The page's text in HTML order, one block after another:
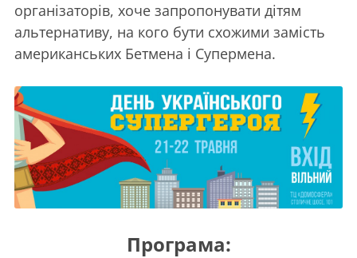
організаторів, хоче запропонувати дітям
альтернативу, на кого бути схожими замість
американських Бетмена і Супермена.
Програма: